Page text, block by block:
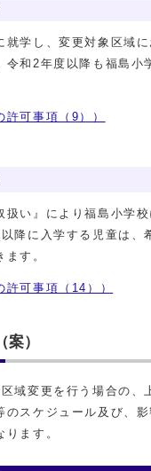
就学し、変更対象区域
令和2年度以降も福島小
許可事項（9））
扱い』により福島小学
降に入学する児童は、
す。
許可事項（14））
）
域変更を行う場合の、
のスケジュール及び、
ます。